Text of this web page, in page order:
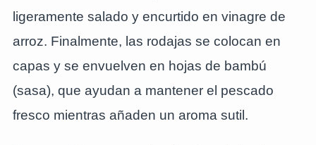
ligeramente salado y encurtido en vinagre de
arroz. Finalmente, las rodajas se colocan en
capas y se envuelven en hojas de bambú
(sasa), que ayudan a mantener el pescado
fresco mientras añaden un aroma sutil.